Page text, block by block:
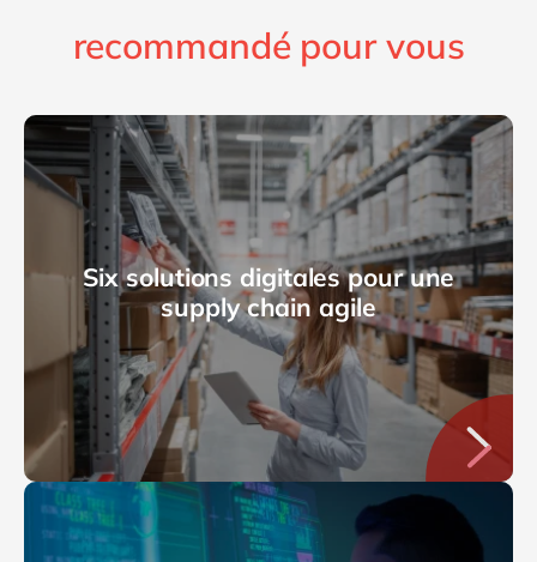
recommandé pour vous
Six solutions digitales pour une
supply chain agile